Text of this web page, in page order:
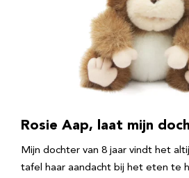
Rosie Aap, laat mijn
Mijn dochter van 8 jaar vindt het
tafel haar aandacht bij het eten te